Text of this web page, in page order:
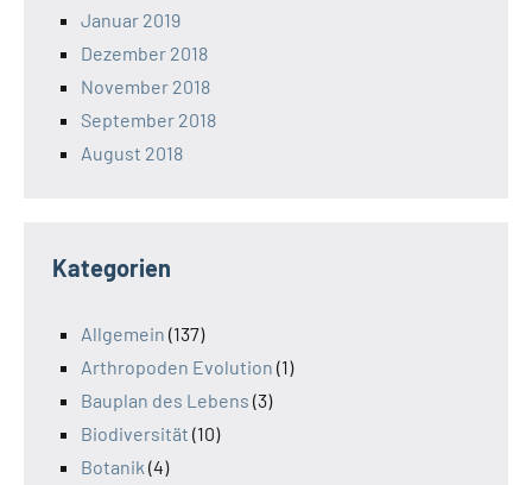
Januar 2019
Dezember 2018
November 2018
September 2018
August 2018
Kategorien
Allgemein (137)
Arthropoden Evolution (1)
Bauplan des Lebens (3)
Biodiversität (10)
Botanik (4)